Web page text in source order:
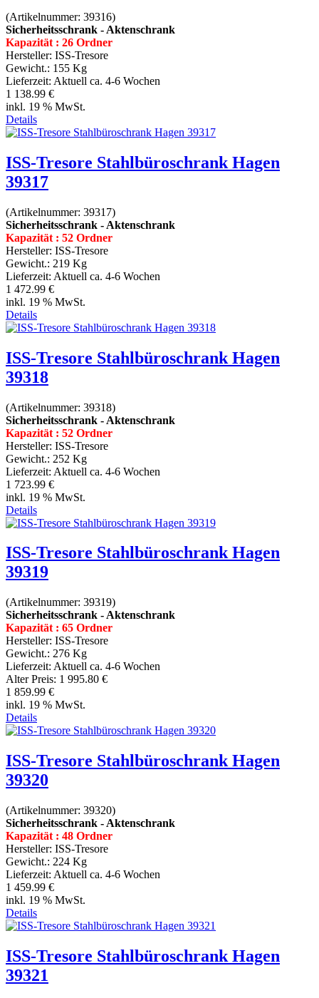
(Artikelnummer: 39316)
Sicherheitsschrank - Aktenschrank
Kapazität : 26 Ordner
Hersteller: ISS-Tresore
Gewicht.: 155 Kg
Lieferzeit: Aktuell ca. 4-6 Wochen
1 138.99 €
inkl. 19 % MwSt.
Details
ISS-Tresore Stahlbüroschrank Hagen
39317
(Artikelnummer: 39317)
Sicherheitsschrank - Aktenschrank
Kapazität : 52 Ordner
Hersteller: ISS-Tresore
Gewicht.: 219 Kg
Lieferzeit: Aktuell ca. 4-6 Wochen
1 472.99 €
inkl. 19 % MwSt.
Details
ISS-Tresore Stahlbüroschrank Hagen
39318
(Artikelnummer: 39318)
Sicherheitsschrank - Aktenschrank
Kapazität : 52 Ordner
Hersteller: ISS-Tresore
Gewicht.: 252 Kg
Lieferzeit: Aktuell ca. 4-6 Wochen
1 723.99 €
inkl. 19 % MwSt.
Details
ISS-Tresore Stahlbüroschrank Hagen
39319
(Artikelnummer: 39319)
Sicherheitsschrank - Aktenschrank
Kapazität : 65 Ordner
Hersteller: ISS-Tresore
Gewicht.: 276 Kg
Lieferzeit: Aktuell ca. 4-6 Wochen
Alter Preis: 1 995.80 €
1 859.99 €
inkl. 19 % MwSt.
Details
ISS-Tresore Stahlbüroschrank Hagen
39320
(Artikelnummer: 39320)
Sicherheitsschrank - Aktenschrank
Kapazität : 48 Ordner
Hersteller: ISS-Tresore
Gewicht.: 224 Kg
Lieferzeit: Aktuell ca. 4-6 Wochen
1 459.99 €
inkl. 19 % MwSt.
Details
ISS-Tresore Stahlbüroschrank Hagen
39321